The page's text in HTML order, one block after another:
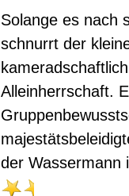
Solange es nach
schnurrt der
Alleinherrschaft.
der Wassermann